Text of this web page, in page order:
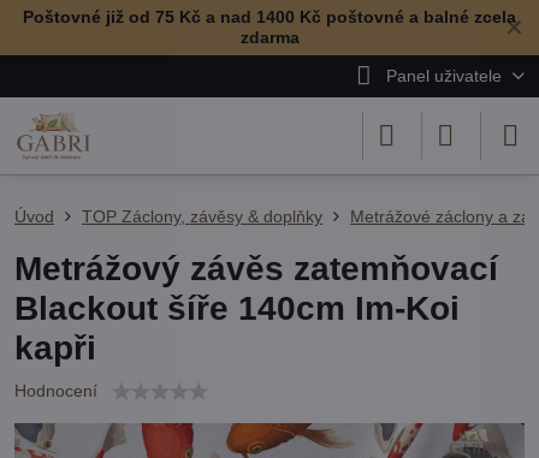
✕
Poštovné již od 75 Kč a nad 1400 Kč poštovné a balné zcela
zdarma
Panel uživatele
Úvod TOP Záclony, závěsy & doplňky Metrážové záclony a
Metrážový závěs zatemňovací
Blackout šíře 140cm Im-Koi
kapři
Hodnocení